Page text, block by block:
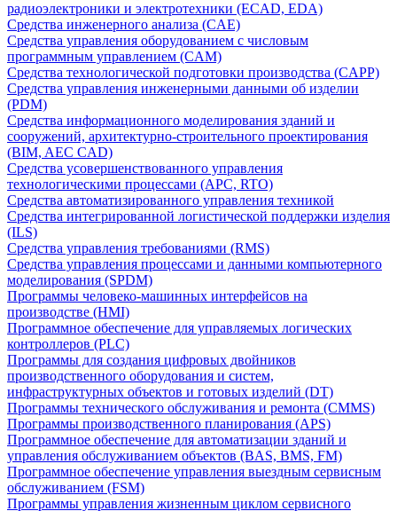
радиоэлектроники и электротехники (ECAD, EDA)
Средства инженерного анализа (CAE)
Средства управления оборудованием с числовым
программным управлением (CAM)
Средства технологической подготовки производства (CAPP)
Средства управления инженерными данными об изделии
(PDM)
Средства информационного моделирования зданий и
сооружений, архитектурно-строительного проектирования
(BIM, AEC CAD)
Средства усовершенствованного управления
технологическими процессами (APC, RTO)
Средства автоматизированного управления техникой
Средства интегрированной логистической поддержки изделия
(ILS)
Средства управления требованиями (RMS)
Средства управления процессами и данными компьютерного
моделирования (SPDM)
Программы человеко-машинных интерфейсов на
производстве (HMI)
Программное обеспечение для управляемых логических
контроллеров (PLC)
Программы для создания цифровых двойников
производственного оборудования и систем,
инфраструктурных объектов и готовых изделий (DT)
Программы технического обслуживания и ремонта (CMMS)
Программы производственного планирования (APS)
Программное обеспечение для автоматизации зданий и
управления обслуживанием объектов (BAS, BMS, FM)
Программное обеспечение управления выездным сервисным
обслуживанием (FSM)
Программы управления жизненным циклом сервисного